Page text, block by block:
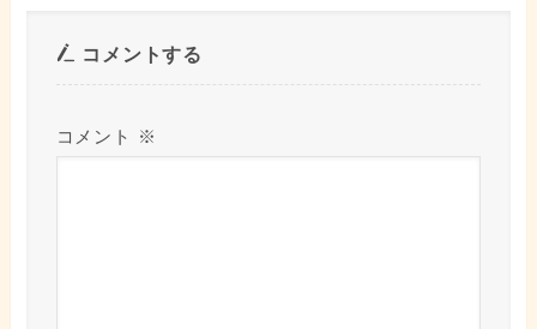
コメントする
コメント ※